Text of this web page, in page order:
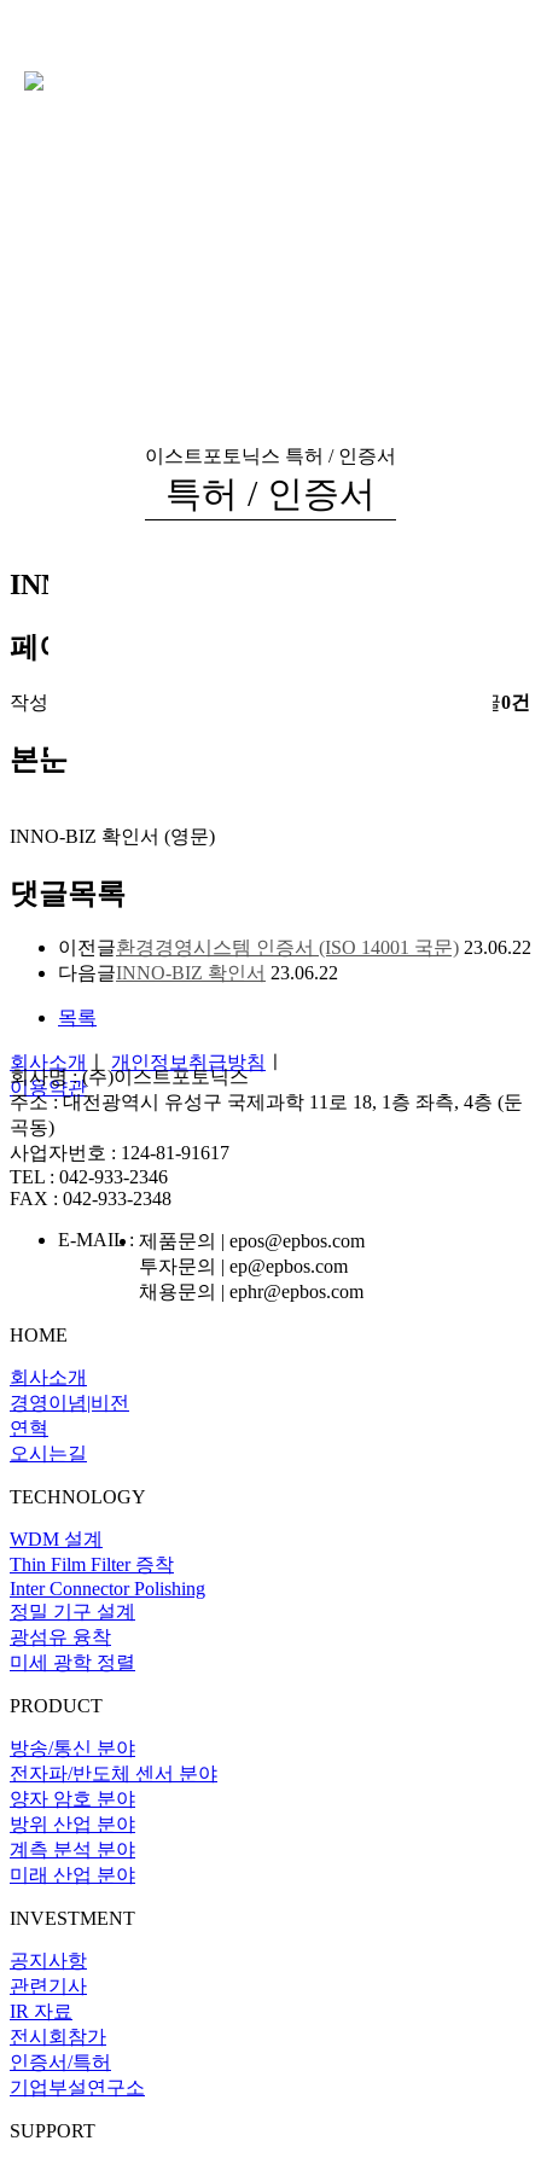
이스트포토닉스 특허 / 인증서
특허 / 인증서
INNO-BIZ 확인서 (영문)
페이지 정보
작성자 댓글0건
본문
INNO-BIZ 확인서 (영문)
댓글목록
이전글환경경영시스템 인증서 (ISO 14001 국문) 23.06.22
다음글INNO-BIZ 확인서 23.06.22
목록
회사소개 개인정보취급방침
이용약관
회사명 : (주)이스트포토닉스
주소 : 대전광역시 유성구 국제과학 11로 18, 1층 좌측, 4층 (둔
곡동)
사업자번호 : 124-81-91617
TEL : 042-933-2346
FAX : 042-933-2348
E-MAIL : 제품문의 | epos@epbos.com
투자문의 | ep@epbos.com
채용문의 | ephr@epbos.com
HOME
회사소개
경영이념|비전
연혁
오시는길
TECHNOLOGY
WDM 설계
Thin Film Filter 증착
Inter Connector Polishing
정밀 기구 설계
광섬유 융착
미세 광학 정렬
PRODUCT
방송/통신 분야
전자파/반도체 센서 분야
양자 암호 분야
방위 산업 분야
계측 분석 분야
미래 산업 분야
INVESTMENT
공지사항
관련기사
IR 자료
전시회참가
인증서/특허
기업부설연구소
SUPPORT